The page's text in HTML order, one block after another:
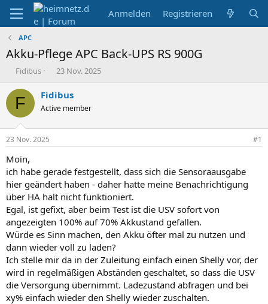
Anmelden Registrieren
APC
Akku-Pflege APC Back-UPS RS 900G
E
s
e
r
Fidibus
E
s
e
t
23 Nov. 2025
F Fidibus
Active member
23 Nov. 2025 #1
Moin,
ich habe gerade festgestellt, dass sich die Sensoraausgabe
hier geändert haben - daher hatte meine Benachrichtigung
über HA halt nicht funktioniert.
Egal, ist gefixt, aber beim Test ist die USV sofort von
angezeigten 100% auf 70% Akkustand gefallen.
Würde es Sinn machen, den Akku öfter mal zu nutzen und
dann wieder voll zu laden?
Ich stelle mir da in der Zuleitung einfach einen Shelly vor, der
wird in regelmäßigen Abständen geschaltet, so dass die USV
die Versorgung übernimmt. Ladezustand abfragen und bei
xy% einfach wieder den Shelly wieder zuschalten.